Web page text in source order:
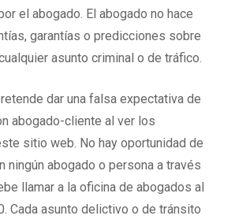
el abogado. El abogado no hace
garantías o predicciones sobre
asunto criminal o de tráfico.
dar una falsa expectativa de
abogado-cliente al ver los
sitio web. No hay oportunidad de
ningún abogado o persona a través
llamar a la oficina de abogados al
Cada asunto delictivo o de tránsito